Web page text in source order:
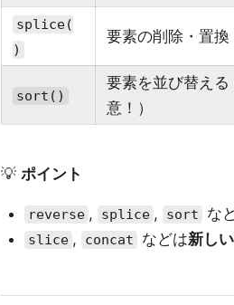
splice(
)
要素の削除・置換
sort()
要素を並び替え
意！）
💡 ポイント
reverse , splice , sort な
slice , concat などは新し